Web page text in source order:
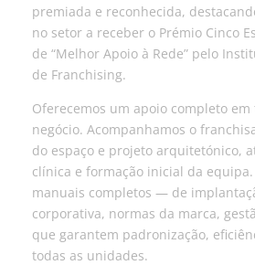
premiada e reconhecida,
no setor a receber o Prémio Cinco
de “Melhor Apoio à Rede” pelo
de Franchising.
Oferecemos um apoio completo em
negócio. Acompanhamos o
do espaço e projeto arquitetónico,
clínica e formação inicial da
manuais completos — de
corporativa, normas da marca,
que garantem padronização,
todas as unidades.